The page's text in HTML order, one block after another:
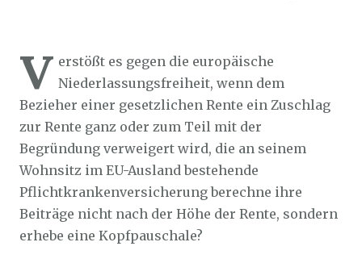
V erstößt es gegen die europäische
Niederlassungsfreiheit, wenn dem
Bezieher einer gesetzlichen Rente ein Zuschlag
zur Rente ganz oder zum Teil mit der
Begründung verweigert wird, die an seinem
Wohnsitz im EU-Ausland bestehende
Pflichtkrankenversicherung berechne ihre
Beiträge nicht nach der Höhe der Rente, sondern
erhebe eine Kopfpauschale?